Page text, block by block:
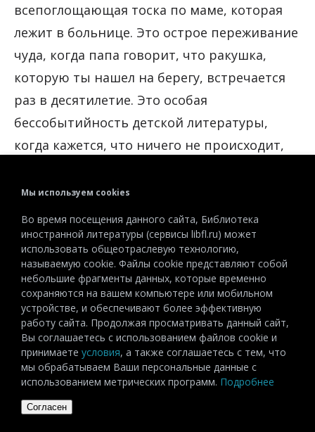
всепоглощающая тоска по маме, которая
лежит в больнице. Это острое переживание
чуда, когда папа говорит, что ракушка,
которую ты нашел на берегу, встречается
раз в десятилетие. Это особая
бессобытийность детской литературы,
когда кажется, что ничего не происходит,
мыслями, переживанием мира вокруг.
Братья обсуждают, почему и у кого звенит
в ушах, размышляют, как папина трубка
помогает ему думать, мечтают, какие вещи
люди выбросят после зимы и что из них
можно будет сделать — и так далее. Это
глубокое прочувствование мгновения,
жизнь в «здесь и сейчас» — одно из условия
счастливого детства, о котором взрослым
необходимо напоминать хотя бы время
от времени.
Мы используем cookies
Во время посещения данного сайта, Библиотека
иностранной литературы (сервисы libfl.ru) может
использовать общеотраслевую технологию,
называемую cookie. Файлы cookie представляют собой
небольшие фрагменты данных, которые временно
сохраняются на вашем компьютере или мобильном
устройстве, и обеспечивают более эффективную
работу сайта. Продолжая просматривать данный сайт,
Вы соглашаетесь с использованием файлов cookie и
принимаете условия, а также соглашаетесь с тем, что
мы обрабатываем Ваши персональные данные с
использованием метрических программ. Подробнее
Согласен